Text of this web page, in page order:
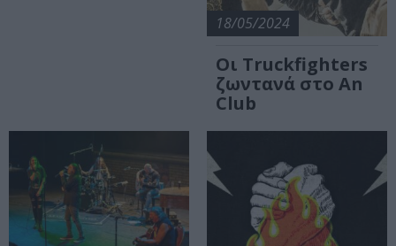
18/05/2024
Οι Truckfighters
ζωντανά στο An
Club